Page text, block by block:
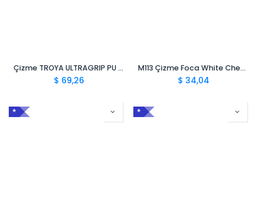
Çizme TROYA ULTRAGRIP PU S5 CI SRC
$ 69,26
M113 Çizme Foca White Chemical OB CI FO SRA
$ 34,04
* *